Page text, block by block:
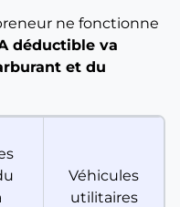
ne fonctionne
déductible va
et du
Véhicules
utilitaires